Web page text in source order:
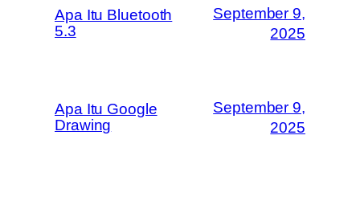
Apa Itu Bluetooth
5.3
September 9,
2025
Apa Itu Google
Drawing
September 9,
2025